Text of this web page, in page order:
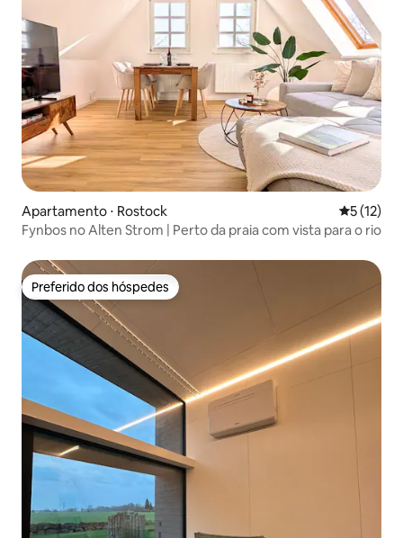
Apartamento ⋅ Rostock 5 de uma
5 (12)
Fynbos no Alten Strom | Perto da praia com vista para o rio
Preferido dos hóspedes
Preferido dos hóspedes